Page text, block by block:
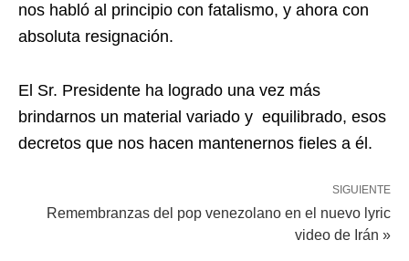
nos habló al principio con fatalismo, y ahora con
absoluta resignación.
El Sr. Presidente ha logrado una vez más
brindarnos un material variado y equilibrado, esos
decretos que nos hacen mantenernos fieles a él.
SIGUIENTE
Remembranzas del pop venezolano en el nuevo lyric
video de Irán »